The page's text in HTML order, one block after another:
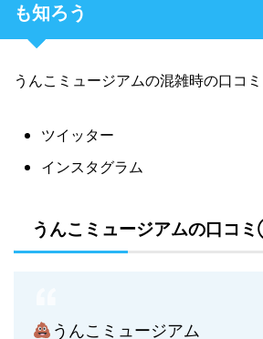
も知ろう
うんこミュージアムの混雑時の口コミ
ツイッター
インスタグラム
うんこミュージアムの口コ
うんこミュージアム